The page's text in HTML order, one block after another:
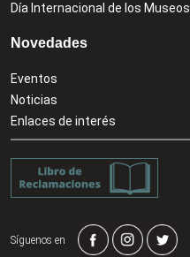
Día Internacional de los Museos
Novedades
Eventos
Noticias
Enlaces de interés
Síguenos en